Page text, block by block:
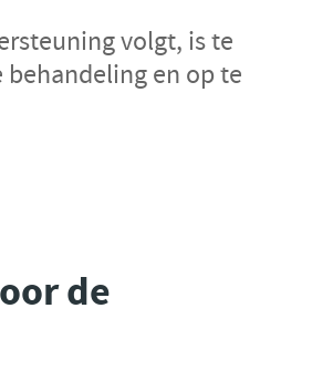
volgt, is te
en op te
de